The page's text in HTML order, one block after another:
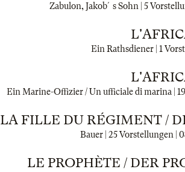
Zabulon, Jakob´s Sohn | 5
Ein Rathsdiener | 1
Ein Marine-Offizier / Un ufficiale di marina |
LA FILLE DU RÉGIMENT /
Bauer | 25 Vorstellungen |
LE PROPHÈTE / DER